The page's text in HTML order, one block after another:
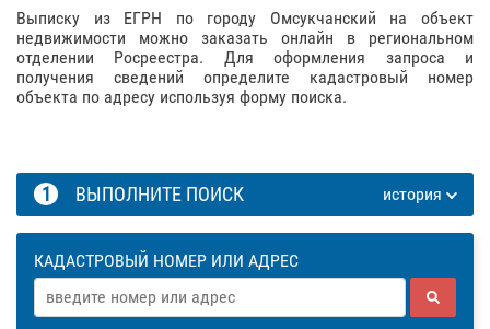
Выписку из ЕГРН по городу Омсукчанский на объект
недвижимости можно заказать онлайн в региональном
отделении Росреестра. Для оформления запроса и
получения сведений определите кадастровый номер
объекта по адресу используя форму поиска.
1 ВЫПОЛНИТЕ ПОИСК история
КАДАСТРОВЫЙ НОМЕР ИЛИ АДРЕС